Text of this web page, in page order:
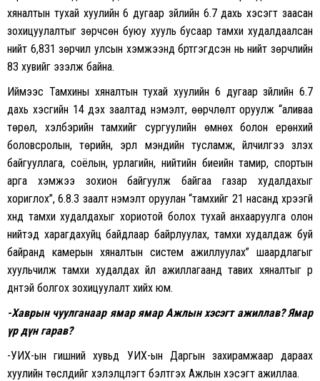
хяналтын тухай хуулийн 6 дугаар зүйлийн 6.7 дахь хэсэгт заасан
зохицуулалтыг зөрчсөн буюу хууль бусаар тамхи худалдаалсан
нийт 6,831 зөрчил улсын хэмжээнд бүртгэгдсэн нь нийт зөрчлийн
83 хувийг эзэлж байна.
Иймээс Тамхины хяналтын тухай хуулийн 6 дугаар зүйлийн 6.7
дахь хэсгийн 14 дэх заалтад нэмэлт, өөрчлөлт оруулж “аливаа
төрөл, хэлбэрийн тамхийг сургуулийн өмнөх болон ерөнхий
боловсролын, төрийн, эрүүл мэндийн тусламж, үйлчилгээ үзүүлэх
байгууллага, соёлын, урлагийн, нийтийн биеийн тамир, спортын
арга хэмжээ зохион байгуулж байгаа газар худалдахыг
хориглох”, 6.8.3 заалт нэмэлт оруулан “тамхийг 21 насанд хүрээгүй
хүнд тамхи худалдахыг хориотой болох тухай анхааруулга олон
нийтэд харагдахуйц байдлаар байрлуулах, тамхи худалдаж буй
байранд камерын хяналтын систем ажиллуулах” шаардлагыг
хуульчилж тамхи худалдах үйл ажиллагаанд тавих хяналтыг үр
дүнтэй болгох зохицуулалт хийх юм.
-Хаврын чуулганаар ямар ямар Ажлын хэсэгт ажиллав?Ямар
үр дүн гарав?
-УИХ-ын гишүүний хувьд УИХ-ын Даргын захирамжаар дараах
хуулийн төслүүдийг хэлэлцүүлэгт бэлтгэх Ажлын хэсэгт ажиллаа.